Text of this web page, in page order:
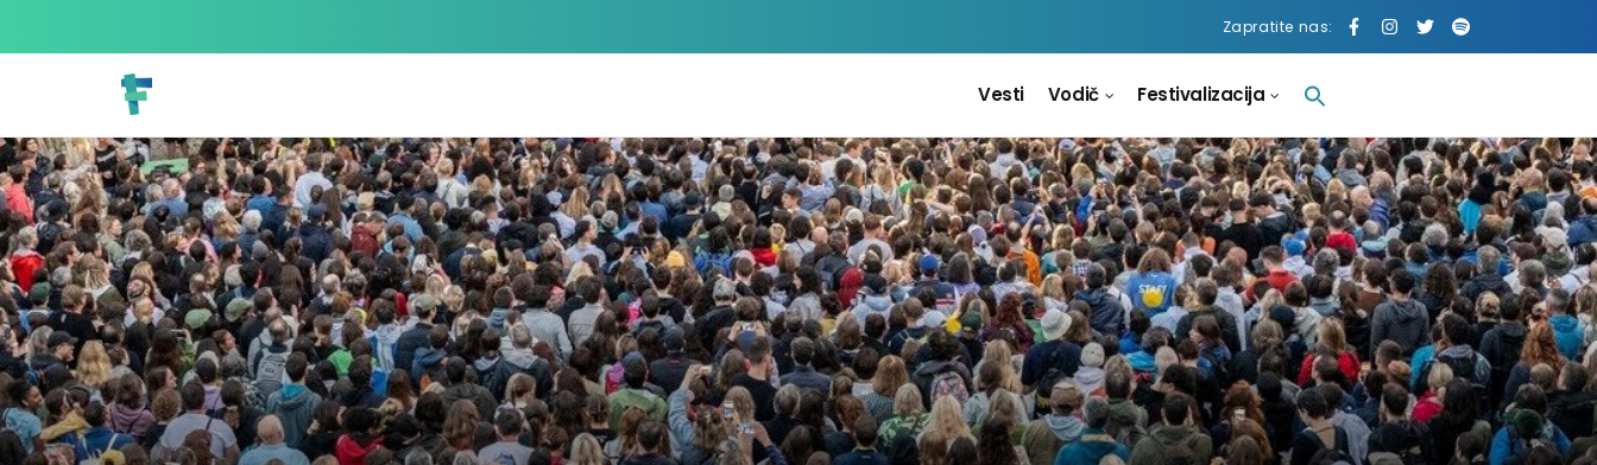
Zapratite nas:
Vesti Vodič Festivalizacija